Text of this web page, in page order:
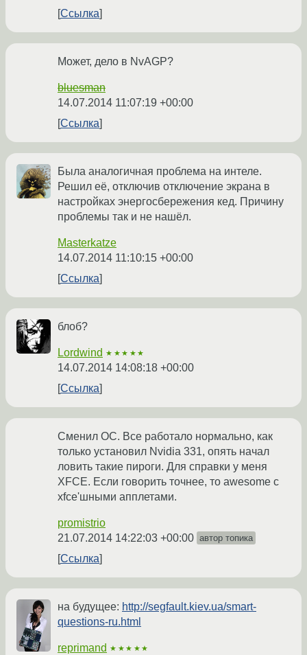
Ссылка
Может, дело в NvAGP?
bluesman
14.07.2014 11:07:19 +00:00
Ссылка
Была аналогичная проблема на интеле.
Решил её, отключив отключение экрана в
настройках энергосбережения кед. Причину
проблемы так и не нашёл.
Masterkatze
14.07.2014 11:10:15 +00:00
Ссылка
блоб?
Lordwind ★★★★★
14.07.2014 14:08:18 +00:00
Ссылка
Сменил ОС. Все работало нормально, как
только установил Nvidia 331, опять начал
ловить такие пироги. Для справки у меня
XFCE. Если говорить точнее, то awesome с
xfce'шными апплетами.
promistrio
21.07.2014 14:22:03 +00:00 автор топика
Ссылка
на будущее: http://segfault.kiev.ua/smart-
questions-ru.html
reprimand ★★★★★